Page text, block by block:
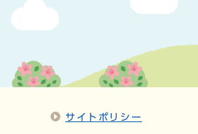
サイトポリシー